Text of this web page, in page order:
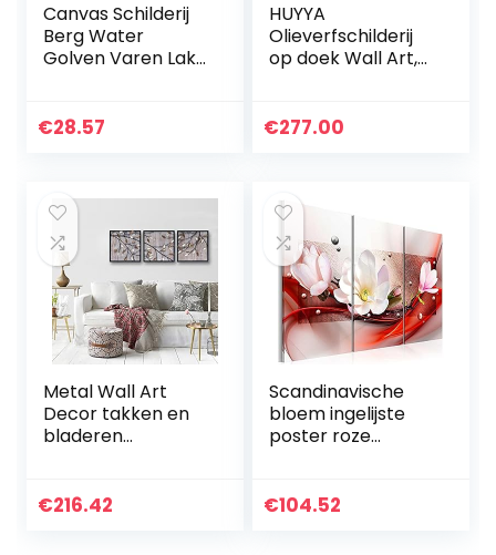
Canvas Schilderij
Berg Water
Golven Varen Lake
Print Foto
€28.57
HUYYA
Olieverfschilderij
op doek Wall Art,
Wandkunst Decor
€277.00
Metal Wall Art
Decor takken en
bladeren
opknoping
€216.42
Scandinavische
bloem ingelijste
poster roze
schilderij klaar om
€104.52